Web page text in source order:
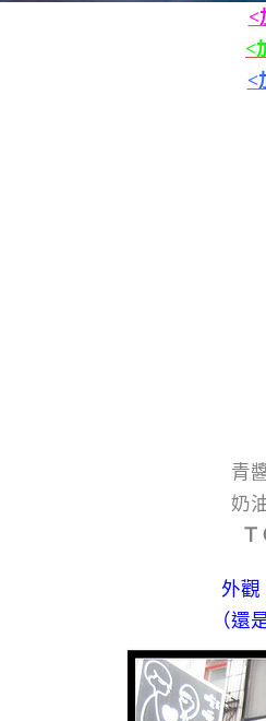
<
<
<
青
奶
外觀
（還